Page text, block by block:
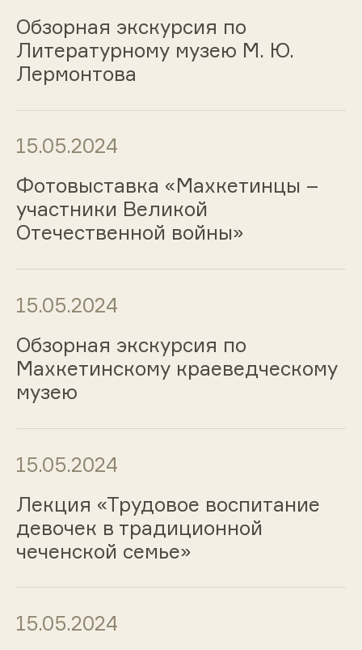
Обзорная экскурсия по
Литературному музею М. Ю.
Лермонтова
15.05.2024
Фотовыставка «Махкетинцы –
участники Великой
Отечественной войны»
15.05.2024
Обзорная экскурсия по
Махкетинскому краеведческому
музею
15.05.2024
Лекция «Трудовое воспитание
девочек в традиционной
чеченской семье»
15.05.2024